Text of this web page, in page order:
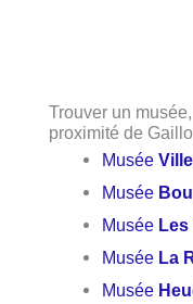
Trouver un
proximité de
Musée
Musée
Musée Les
Musée La
Musée